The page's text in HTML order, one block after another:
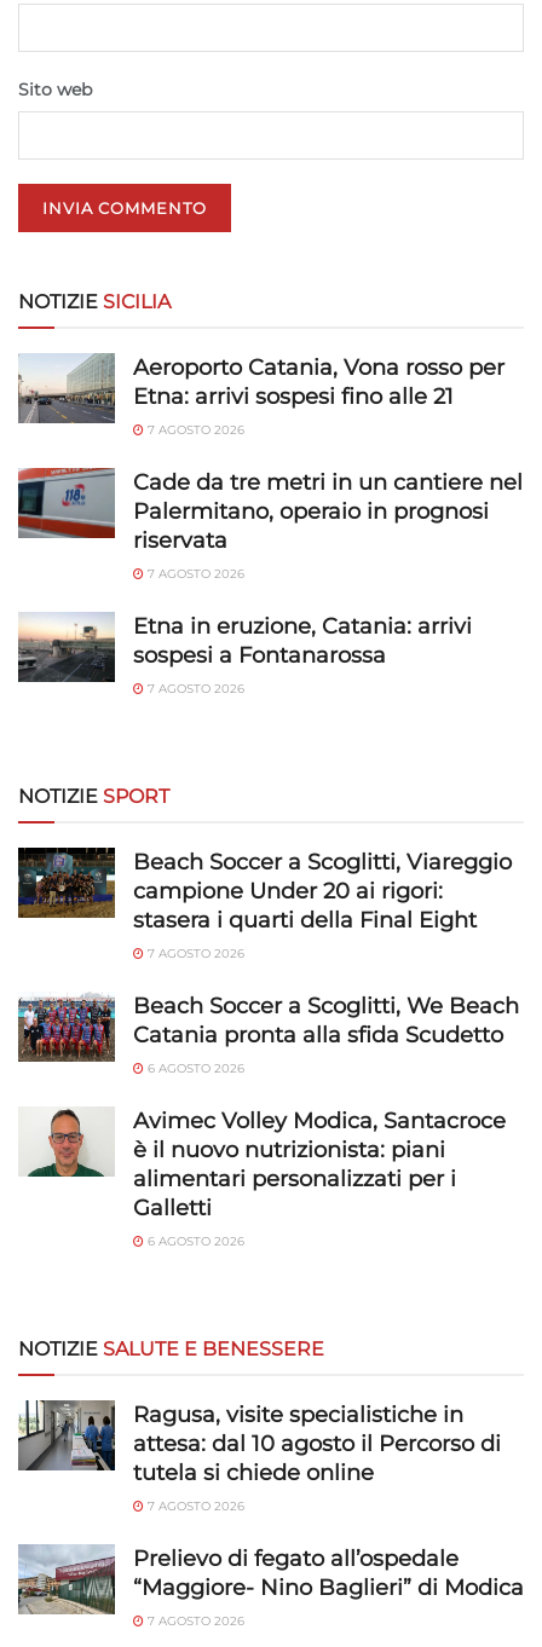
Sito web
NOTIZIE SICILIA
Aeroporto Catania, Vona rosso per
Etna: arrivi sospesi fino alle 21
7 AGOSTO 2026
Cade da tre metri in un cantiere nel
Palermitano, operaio in prognosi
riservata
7 AGOSTO 2026
Etna in eruzione, Catania: arrivi
sospesi a Fontanarossa
7 AGOSTO 2026
NOTIZIE SPORT
Beach Soccer a Scoglitti, Viareggio
campione Under 20 ai rigori:
stasera i quarti della Final Eight
7 AGOSTO 2026
Beach Soccer a Scoglitti, We Beach
Catania pronta alla sfida Scudetto
6 AGOSTO 2026
Avimec Volley Modica, Santacroce
è il nuovo nutrizionista: piani
alimentari personalizzati per i
Galletti
6 AGOSTO 2026
NOTIZIE SALUTE E BENESSERE
Ragusa, visite specialistiche in
attesa: dal 10 agosto il Percorso di
tutela si chiede online
7 AGOSTO 2026
Prelievo di fegato all’ospedale
“Maggiore- Nino Baglieri” di Modica
7 AGOSTO 2026